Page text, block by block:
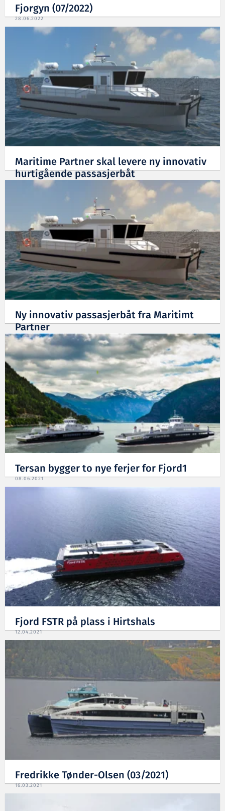
Fjorgyn (07/2022)
28.06.2022
Maritime Partner skal levere ny innovativ
hurtigående passasjerbåt
03.09.2021
Ny innovativ passasjerbåt fra Maritimt
Partner
09.08.2021
Tersan bygger to nye ferjer for Fjord1
08.06.2021
Fjord FSTR på plass i Hirtshals
12.04.2021
Fredrikke Tønder-Olsen (03/2021)
16.03.2021